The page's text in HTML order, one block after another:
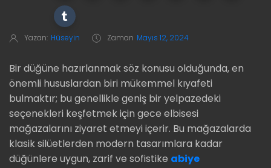
Yazan: Hüseyin Zaman Mayıs 12, 2024
Bir düğüne hazırlanmak söz konusu olduğunda, en
önemli hususlardan biri mükemmel kıyafeti
bulmaktır; bu genellikle geniş bir yelpazedeki
seçenekleri keşfetmek için gece elbisesi
mağazalarını ziyaret etmeyi içerir. Bu mağazalarda
klasik silüetlerden modern tasarımlara kadar
düğünlere uygun, zarif ve sofistike abiye